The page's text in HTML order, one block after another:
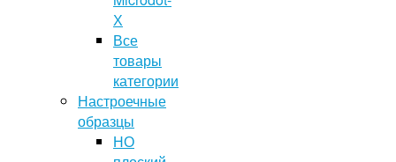
Х
Все
товары
категории
Настроечные
образцы
НО